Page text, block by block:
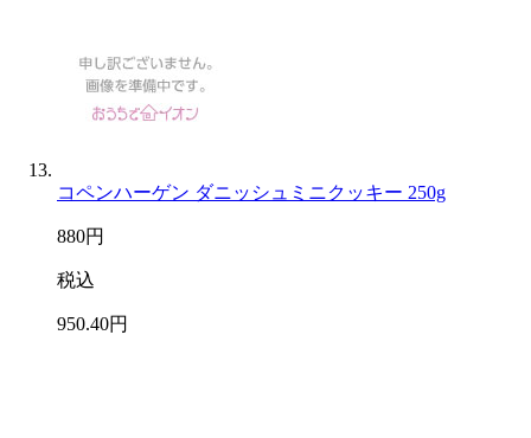
コペンハーゲン ダニッシュミニクッキー 250g
880円
税込
950.40円